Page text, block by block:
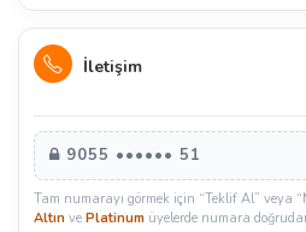
İletişim
9055 •••••• 51
Tam numarayı görmek için “Teklif Al” veya
Altın ve Platinum üyelerde numara